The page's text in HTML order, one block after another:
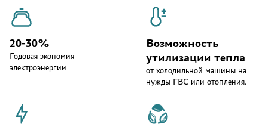
20-30%
Годовая экономия
электроэнергии
Возможность
утилизации тепла
от холодильной машины на
нужды ГВС или отопления.